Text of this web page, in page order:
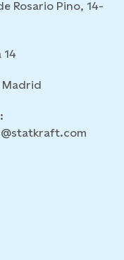
Rosario Pino, 14-
14
Madrid